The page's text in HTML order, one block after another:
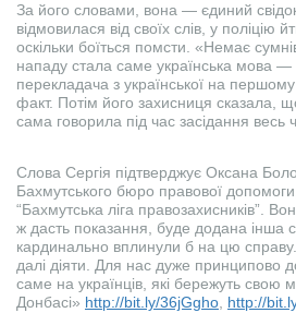
За його словами, вона — єдиний свідок
відмовилася від своїх слів, у поліцію
оскільки боїться помсти. «Немає
нападу стала саме українська мова —
перекладача з української на
факт. Потім його захисниця сказала,
сама говорила під час засідання весь
Слова Сергія підтверджує Оксана
Бахмутського бюро правової
“Бахмутська ліга правозахисників”.
ж дасть показання, буде додана інша
кардинально вплинули б на цю
далі діяти. Для нас дуже принципово
саме на українців, які бережуть свою
Донбасі» http://bit.ly/36jGgho, http://